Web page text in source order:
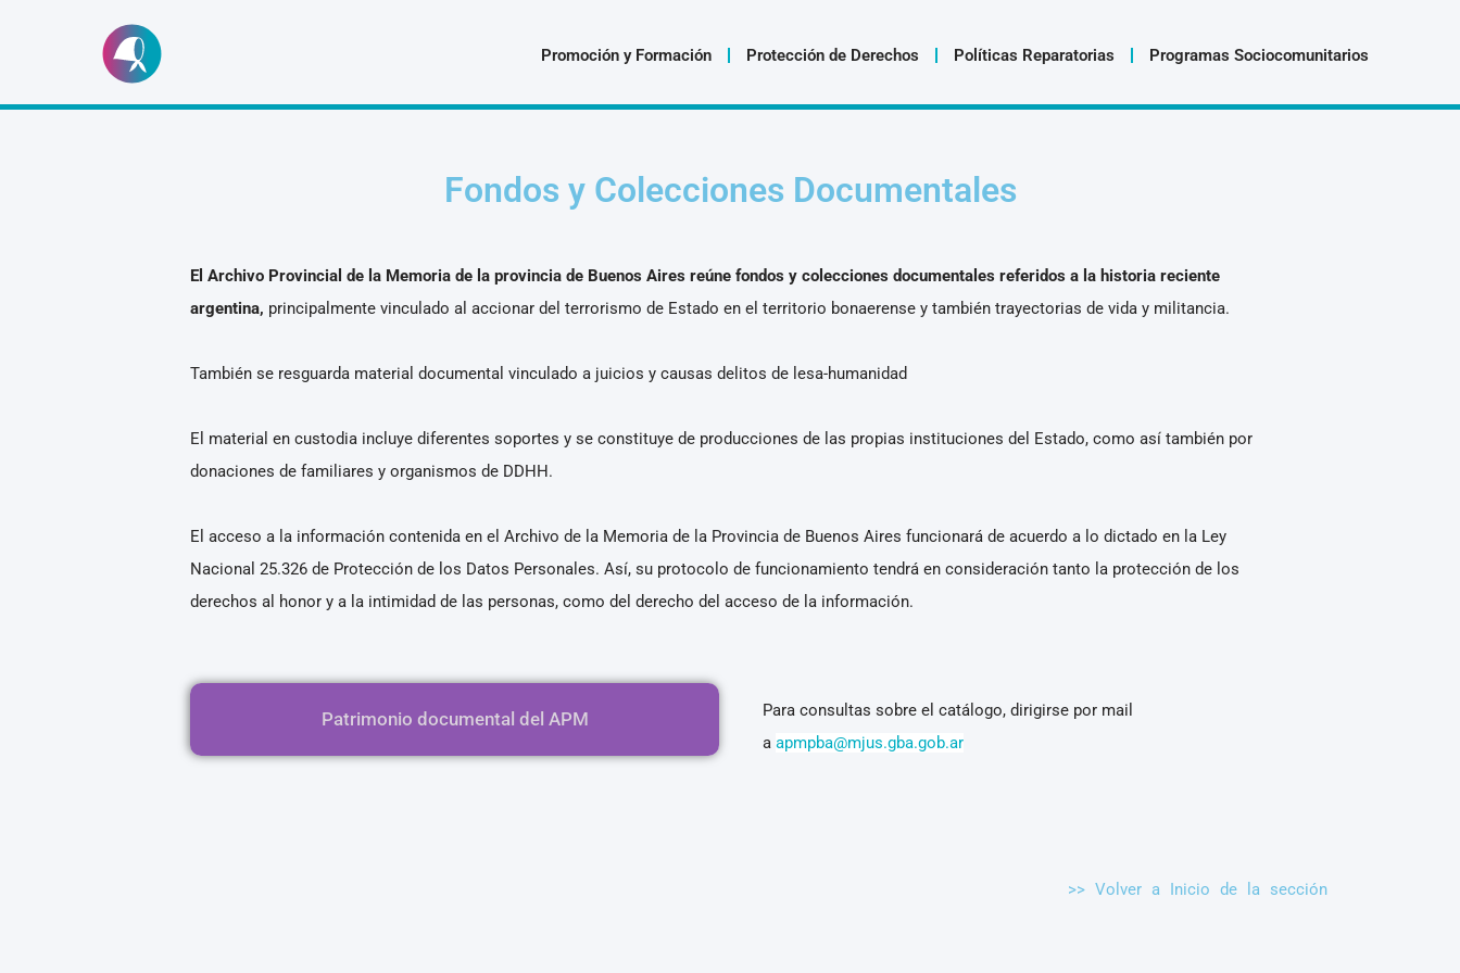
Promoción y Formación Protección de Derechos Políticas Reparatorias Programas Sociocomunitarios
Fondos y Colecciones Documentales
El Archivo Provincial de la Memoria de la provincia de Buenos Aires reúne fondos y colecciones documentales referidos a la historia reciente
argentina, principalmente vinculado al accionar del terrorismo de Estado en el territorio bonaerense y también trayectorias de vida y militancia.
También se resguarda material documental vinculado a juicios y causas delitos de lesa-humanidad
El material en custodia incluye diferentes soportes y se constituye de producciones de las propias instituciones del Estado, como así también por
donaciones de familiares y organismos de DDHH.
El acceso a la información contenida en el Archivo de la Memoria de la Provincia de Buenos Aires funcionará de acuerdo a lo dictado en la Ley
Nacional 25.326 de Protección de los Datos Personales. Así, su protocolo de funcionamiento tendrá en consideración tanto la protección de los
derechos al honor y a la intimidad de las personas, como del derecho del acceso de la información.
Patrimonio documental del APM
Para consultas sobre el catálogo, dirigirse por mail
a apmpba@mjus.gba.gob.ar
>> Volver a Inicio de la sección